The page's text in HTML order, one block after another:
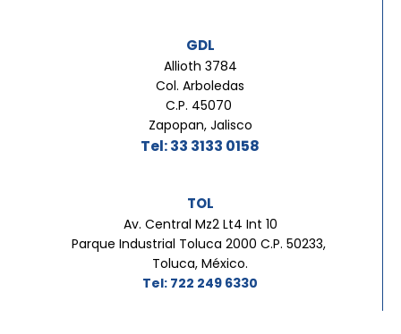
GDL
Allioth 3784
Col. Arboledas
C.P. 45070
Zapopan, Jalisco
Tel: 33 3133 0158
TOL
Av. Central Mz2 Lt4 Int 10
Parque Industrial Toluca 2000 C.P. 50233,
Toluca, México.
Tel: 722 249 6330